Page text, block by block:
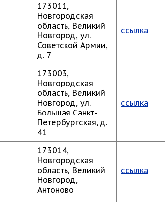
173011,
Новгородская
область, Великий
Новгород, ул.
Советской Армии,
д. 7
ссылка
173003,
Новгородская
область, Великий
Новгород, ул.
Большая Санкт-
Петербургская, д.
41
ссылка
173014,
Новгородская
область, Великий
Новгород,
Антоново
ссылка